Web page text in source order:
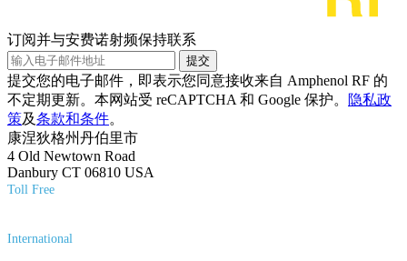
订阅并与安费诺射频保持联系
提交
提交您的电子邮件，即表示您同意接收来自 Amphenol RF 的
不定期更新。本网站受 reCAPTCHA 和 Google 保护。
隐私政
策及条款和条件。
康涅狄格州丹伯里市
4 Old Newtown Road
Danbury CT 06810 USA
Toll Free
International